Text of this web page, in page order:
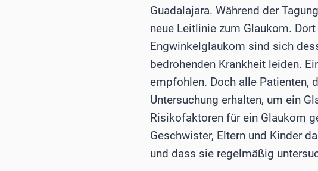
Guadalajara. Während der
neue Leitlinie zum Glaukom.
Engwinkelglaukom sind sich
bedrohenden Krankheit leiden.
empfohlen. Doch alle Patienten,
Untersuchung erhalten, um ein
Risikofaktoren für ein Glaukom
Geschwister, Eltern und Kinder
und dass sie regelmäßig